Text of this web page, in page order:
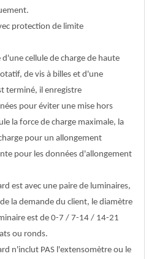
protection de limite
d'une cellule de charge de haute
de vis à billes et d'une
terminé, il enregistre
pour éviter une mise hors
la force de charge maximale, la
pour un allongement
pour les données d'allongement
est avec une paire de luminaires,
la demande du client, le diamètre
est de 0-7 / 7-14 / 14-21
ou ronds.
n'inclut PAS l'extensomètre ou le